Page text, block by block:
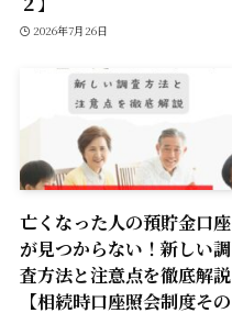
2026年7月26日
亡くなった人の預貯金口座
が見つからない！新しい調
査方法と注意点を徹底解説
【相続時口座照会制度その